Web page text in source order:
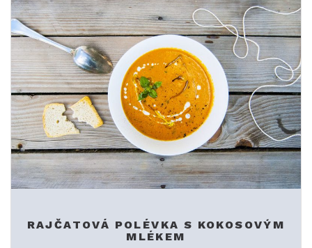
RAJČATOVÁ POLÉVKA S KOKOSOVÝM
MLÉKEM